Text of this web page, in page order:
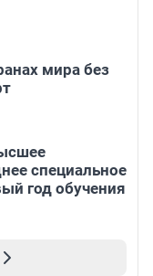
мира без
специальное
год обучения